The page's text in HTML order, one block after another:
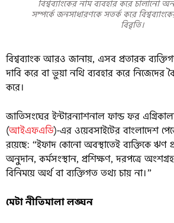
বিশ্বব্যাংকের নাম ব্যবহার করে চালানো
সম্পর্কে জনসাধারণকে সতর্ক করে
বিবৃতি।
বিশ্বব্যাংক আরও জানায়, এসব প্রতারক
দাবি করে বা ভুয়া নথি ব্যবহার করে নিজেদের
করে।
জাতিসংঘের ইন্টারন্যাশনাল ফান্ড ফর
(আইএফএডি)-এর ওয়েবসাইটের বাংলাদেশ
রয়েছে: “ইফাদ কোনো অবস্থাতেই ব্যক্তিকে ঋণ
অনুদান, কর্মসংস্থান, প্রশিক্ষণ, দরপত্রে
বিনিময়ে অর্থ বা ব্যক্তিগত তথ্য চায় না।”
মেটা নীতিমালা লঙ্ঘন